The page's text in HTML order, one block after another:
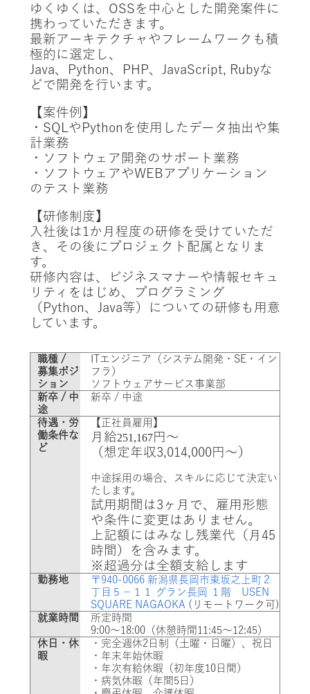
ゆくゆくは、OSSを中心とした開発案件に
携わっていただきます。
最新アーキテクチャやフレームワークも積
極的に選定し、
Java、Python、PHP、JavaScript, Rubyな
どで開発を行います。
【案件例】
・SQLやPythonを使用したデータ抽出や集
計業務
・ソフトウェア開発のサポート業務
・ソフトウェアやWEBアプリケーション
のテスト業務
【研修制度】
入社後は1か月程度の研修を受けていただ
き、その後にプロジェクト配属となりま
す。
研修内容は、ビジネスマナーや情報セキュ
リティをはじめ、プログラミング
（Python、Java等）についての研修も用意
しています。
職種 /
募集ポジ
ション
ITエンジニア（システム開発・SE・イン
フラ）
ソフトウェアサービス事業部
新卒 / 中
途
新卒 / 中途
待遇・労
働条件な
ど
【正社員雇用】
月給251,167円～
（想定年収3,014,000円～）
中途採用の場合、スキルに応じて決定い
たします。
試用期間は3ヶ月で、雇用形態
や条件に変更はありません。
上記額にはみなし残業代（月45
時間）を含みます。
※超過分は全額支給します
勤務地
〒940-0066 新潟県長岡市東坂之上町２
丁目５−１１ グラン長岡 １階 USEN
SQUARE NAGAOKA (リモートワーク可)
就業時間
所定時間
9:00～18:00（休憩時間11:45～12:45）
休日・休
暇
・完全週休2日制（土曜・日曜）、祝日
・年末年始休暇
・年次有給休暇（初年度10日間）
・病気休暇（年間5日）